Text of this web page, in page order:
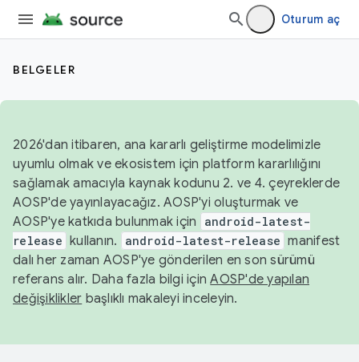
Oturum aç
BELGELER
2026'dan itibaren, ana kararlı geliştirme modelimizle
uyumlu olmak ve ekosistem için platform kararlılığını
sağlamak amacıyla kaynak kodunu 2. ve 4. çeyreklerde
AOSP'de yayınlayacağız. AOSP'yi oluşturmak ve
AOSP'ye katkıda bulunmak için
android-latest-
release kullanın. android-latest-release manifest
dalı her zaman AOSP'ye gönderilen en son sürümü
referans alır. Daha fazla bilgi içinAOSP'de yapılan
değişiklikler başlıklı makaleyi inceleyin.